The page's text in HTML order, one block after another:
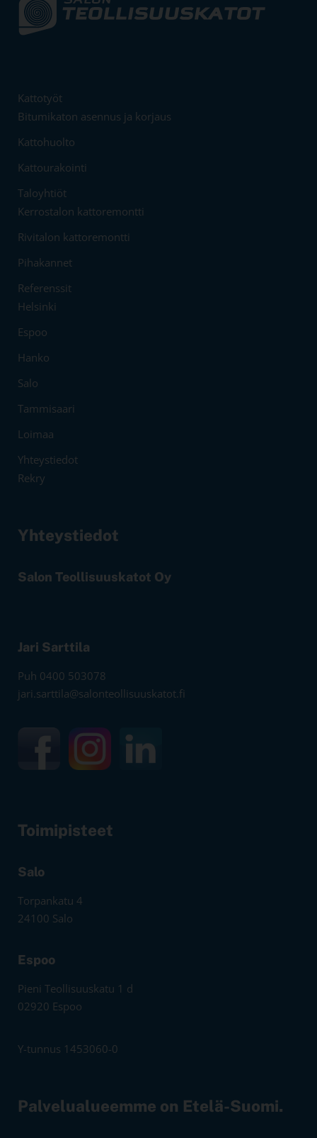
Kattotyöt
Bitumikaton asennus ja korjaus
Kattohuolto
Kattourakointi
Taloyhtiöt
Kerrostalon kattoremontti
Rivitalon kattoremontti
Pihakannet
Referenssit
Helsinki
Espoo
Hanko
Salo
Tammisaari
Loimaa
Yhteystiedot
Rekry
Yhteystiedot
Salon Teollisuuskatot Oy
Jari Sarttila
Puh 0400 503078
jari.sarttila@salonteollisuuskatot.fi
Toimipisteet
Salo
Torpankatu 4
24100 Salo
Espoo
Pieni Teollisuuskatu 1 d
02920 Espoo
Y-tunnus 1453060-0
Palvelualueemme on Etelä-Suomi.